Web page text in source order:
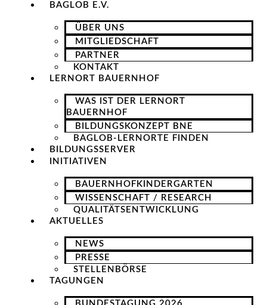
BAGLOB E.V.
ÜBER UNS
MITGLIEDSCHAFT
PARTNER
KONTAKT
LERNORT BAUERNHOF
WAS IST DER LERNORT
BAUERNHOF
BILDUNGSKONZEPT BNE
BAGLOB-LERNORTE FINDEN
BILDUNGSSERVER
INITIATIVEN
BAUERNHOFKINDERGARTEN
WISSENSCHAFT / RESEARCH
QUALITÄTSENTWICKLUNG
AKTUELLES
NEWS
PRESSE
STELLENBÖRSE
TAGUNGEN